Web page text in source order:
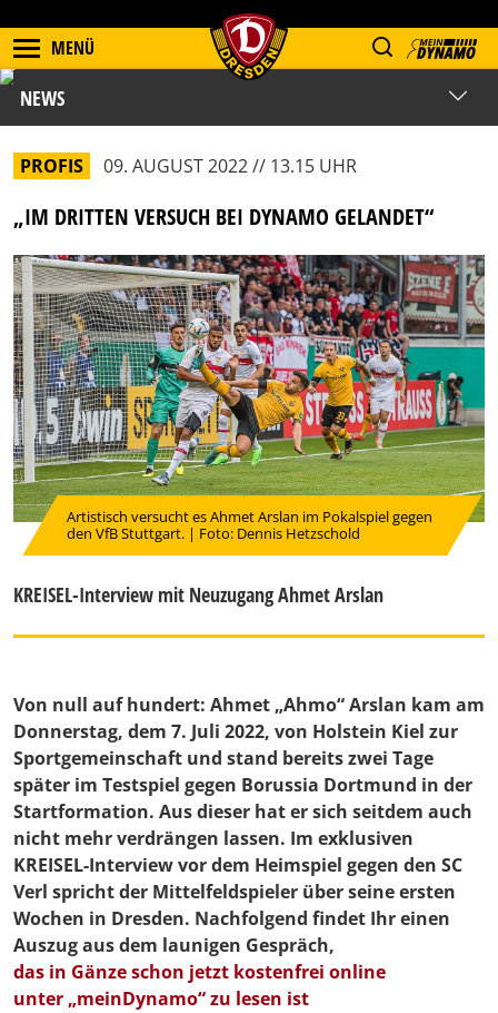
MENÜ
NEWS
PROFIS 09. AUGUST 2022 // 13.15 UHR
„IM DRITTEN VERSUCH BEI DYNAMO GELANDET“
Artistisch versucht es Ahmet Arslan im Pokalspiel gegen
den VfB Stuttgart. | Foto: Dennis Hetzschold
KREISEL-Interview mit Neuzugang Ahmet Arslan
Von null auf hundert: Ahmet „Ahmo“ Arslan kam am
Donnerstag, dem 7. Juli 2022, von Holstein Kiel zur
Sportgemeinschaft und stand bereits zwei Tage
später im Testspiel gegen Borussia Dortmund in der
Startformation. Aus dieser hat er sich seitdem auch
nicht mehr verdrängen lassen. Im exklusiven
KREISEL-Interview vor dem Heimspiel gegen den SC
Verl spricht der Mittelfeldspieler über seine ersten
Wochen in Dresden. Nachfolgend findet Ihr einen
Auszug aus dem launigen Gespräch,
das in Gänze schon jetzt kostenfrei online
unter „meinDynamo“ zu lesen ist